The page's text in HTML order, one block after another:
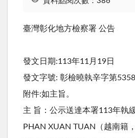
臺灣彰化地方檢察署 公告
發文日期:113年11月19日
發文字號: 彰檢曉執辛字第
附件:如主旨。
主 旨：公示送達本署113年執
PHAN XUAN TUAN（越南籍